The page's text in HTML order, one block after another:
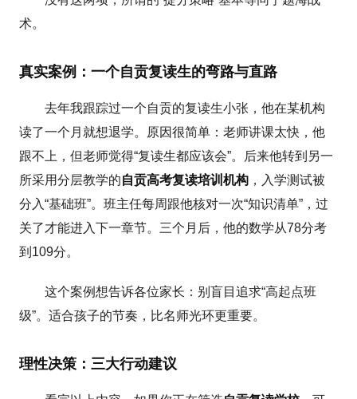
术。
真实案例：一个自贡复读生的弯路与直路
去年我跟踪过一个自贡的复读生小张，他在某机构
读了一个月就想退学。原因很简单：老师讲课太快，他
跟不上，但老师觉得“复读生都应该会”。后来他转到另一
所采用分层教学的自贡高考复读培训机构 ，入学测试被
分入“基础班”。班主任每周跟他核对一次“知识清单”，过
关了才能进入下一章节。三个月后，他的数学从78分考
到109分。
这个案例想告诉各位家长：别盲目追求“高起点班
级”。适合孩子的节奏，比名师光环更重要。
理性决策：三大行动建议